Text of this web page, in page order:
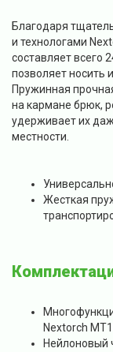
Благодаря
и технологами
составляет всего
позволяет носить
Пружинная
на кармане брюк,
удерживает их
местности.
Жесткая
Nextorch
Нейлоновый